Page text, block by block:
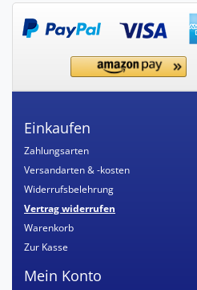
Einkaufen
Zahlungsarten
Versandarten & -kosten
Widerrufsbelehrung
Vertrag widerrufen
Warenkorb
Zur Kasse
Mein Konto